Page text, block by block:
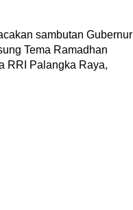
sambutan Gubernur
Tema Ramadhan
RRI Palangka Raya,